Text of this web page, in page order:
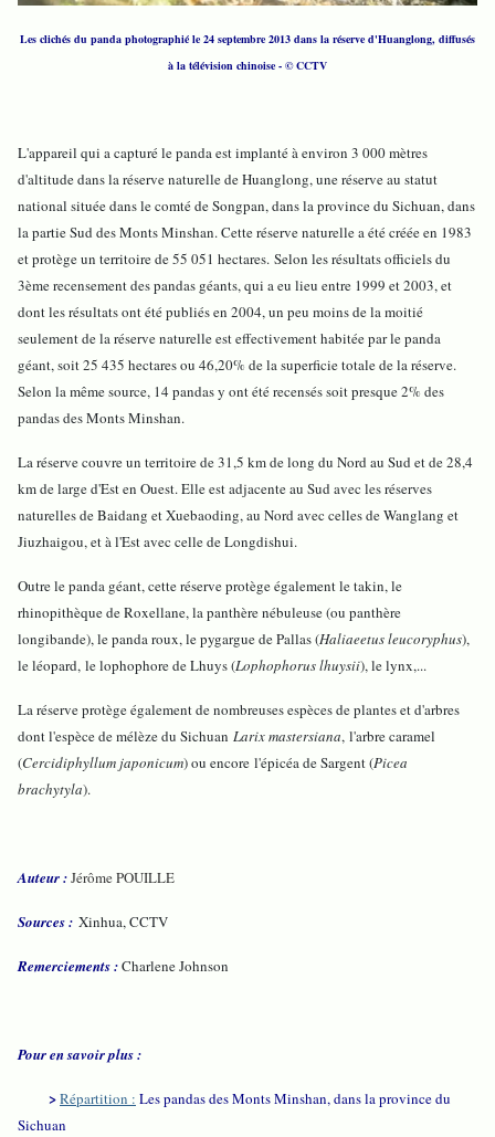
Les clichés du panda photographié le 24 septembre 2013 dans la réserve d'Huanglong, diffusés
à la télévision chinoise - © CCTV
L'appareil qui a capturé le panda est implanté à environ 3 000 mètres
d'altitude dans la réserve naturelle de Huanglong, une réserve au statut
national située dans le comté de Songpan, dans la province du Sichuan, dans
la partie Sud des Monts Minshan. Cette réserve naturelle a été créée en 1983
et protège un territoire de 55 051 hectares. Selon les résultats officiels du
3ème recensement des pandas géants, qui a eu lieu entre 1999 et 2003, et
dont les résultats ont été publiés en 2004, un peu moins de la moitié
seulement de la réserve naturelle est effectivement habitée par le panda
géant, soit 25 435 hectares ou 46,20% de la superficie totale de la réserve.
Selon la même source, 14 pandas y ont été recensés soit presque 2% des
pandas des Monts Minshan.
La réserve couvre un territoire de 31,5 km de long du Nord au Sud et de 28,4
km de large d'Est en Ouest. Elle est adjacente au Sud avec les réserves
naturelles de Baidang et Xuebaoding, au Nord avec celles de Wanglang et
Jiuzhaigou, et à l'Est avec celle de Longdishui.
Outre le panda géant, cette réserve protège également le takin, le
rhinopithèque de Roxellane, la panthère nébuleuse (ou panthère
longibande), le panda roux, le pygargue de Pallas (Haliaeetus leucoryphus),
le léopard, le lophophore de Lhuys (Lophophorus lhuysii), le lynx,...
La réserve protège également de nombreuses espèces de plantes et d'arbres
dont l'espèce de mélèze du Sichuan Larix mastersiana, l'arbre caramel
(Cercidiphyllum japonicum) ou encore l'épicéa de Sargent (Picea
brachytyla).
Auteur :Jérôme POUILLE
Sources : Xinhua, CCTV
Remerciements :Charlene Johnson
Pour en savoir plus :
>Répartition : Les pandas des Monts Minshan, dans la province du
Sichuan